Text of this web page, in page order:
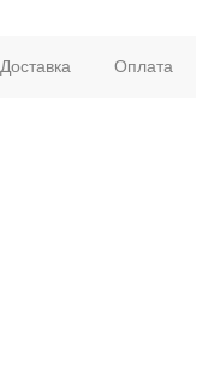
Доставка Оплата